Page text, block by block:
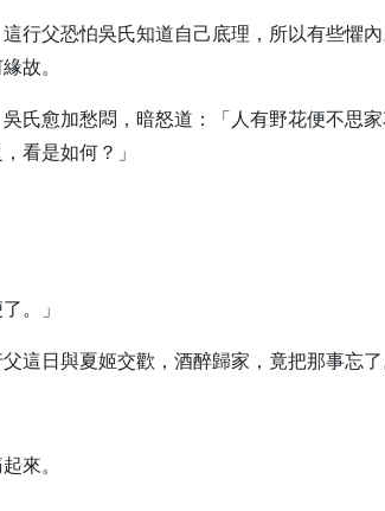
行父恐怕吳氏知道自己底理，所以有些懼內
故。
氏愈加愁悶，暗怒道：「人有野花便不思家
看是如何？」
。」
這日與夏姬交歡，酒醉歸家，竟把那事忘了
來。